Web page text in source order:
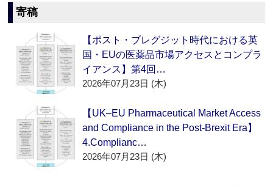
寄稿
【ポスト・ブレグジット時代における英
国・EUの医薬品市場アクセスとコンプラ
イアンス】第4回…
2026年07月23日 (木)
【UK–EU Pharmaceutical Market Access
and Compliance in the Post-Brexit Era】
4.Complianc…
2026年07月23日 (木)